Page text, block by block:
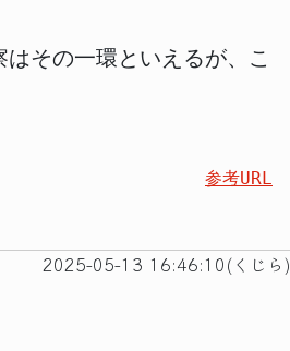
その一環といえるが、こ
参考URL
2025-05-13 16:46:10(くじら)